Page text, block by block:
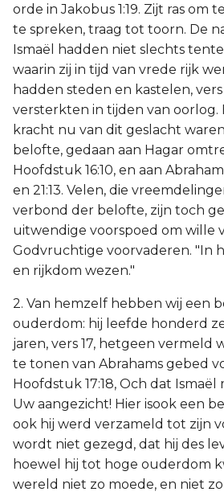
orde in Jakobus 1:19. Zijt ras om
te spreken, traag tot toorn. De
Ismaël hadden niet slechts
waarin zij in tijd van vrede rijk
hadden steden en kastelen, vers
versterkten in tijden van oorlog.
kracht nu van dit geslacht
belofte, gedaan aan Hagar
Hoofdstuk 16:10, en aan
en 21:13. Velen, die
verbond der belofte, zijn toch
uitwendige voorspoed om wille
Godvruchtige voorvaderen. "In
en rijkdom wezen."
2. Van hemzelf hebben wij een
ouderdom: hij leefde honderd
jaren, vers 17, hetgeen vermeld
te tonen van Abrahams gebed
Hoofdstuk 17:18, Och dat
Uw aangezicht! Hier isook een
ook hij werd verzameld tot zijn
wordt niet gezegd, dat hij des
hoewel hij tot hoge ouderdom
wereld niet zo moede, en niet